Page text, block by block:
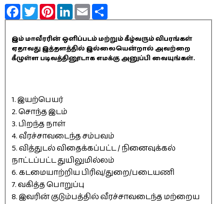
FacebookTwitterPinterestLinkedInEmail
இம் மாவீரரின் ஒளிப்படம் மற்றும் கீழ்வரும் விபரங்கள்
ஏதாவது இத்தளத்தில் இல்லையென்றால் அவற்றை
கீழுள்ள படிவத்தினூடாக எமக்கு அனுப்பி வையுங்கள்.
1. இயற்பெயர்
2. சொந்த இடம்
3. பிறந்த நாள்
4. வீரச்சாவடைந்த சம்பவம்
5. வித்துடல் விதைக்கப்பட்ட / நினைவுக்கல்
நாட்டப்பட்ட துயிலுமில்லம்
6. கடமையாற்றிய பிரிவு/துறை/படையணி
7. வகித்த பொறுப்பு
8. இவரின் குடும்பத்தில் வீரச்சாவடைந்த மற்றைய